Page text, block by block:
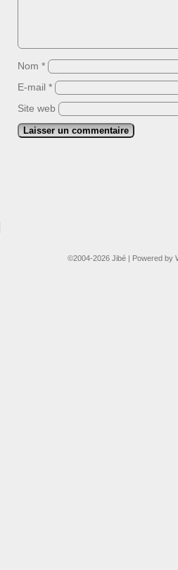
Nom *
E-mail *
Site web
©2004-2026 Jibé | Powered by